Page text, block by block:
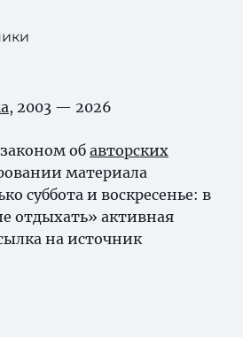
, 2003 — 2026
об авторских
материала
суббота и воскресенье: в
отдыхать» активная
на источник